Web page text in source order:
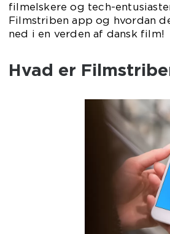
filmelskere og tech-
Filmstriben app og hvordan
ned i en verden af dansk film!
Hvad er